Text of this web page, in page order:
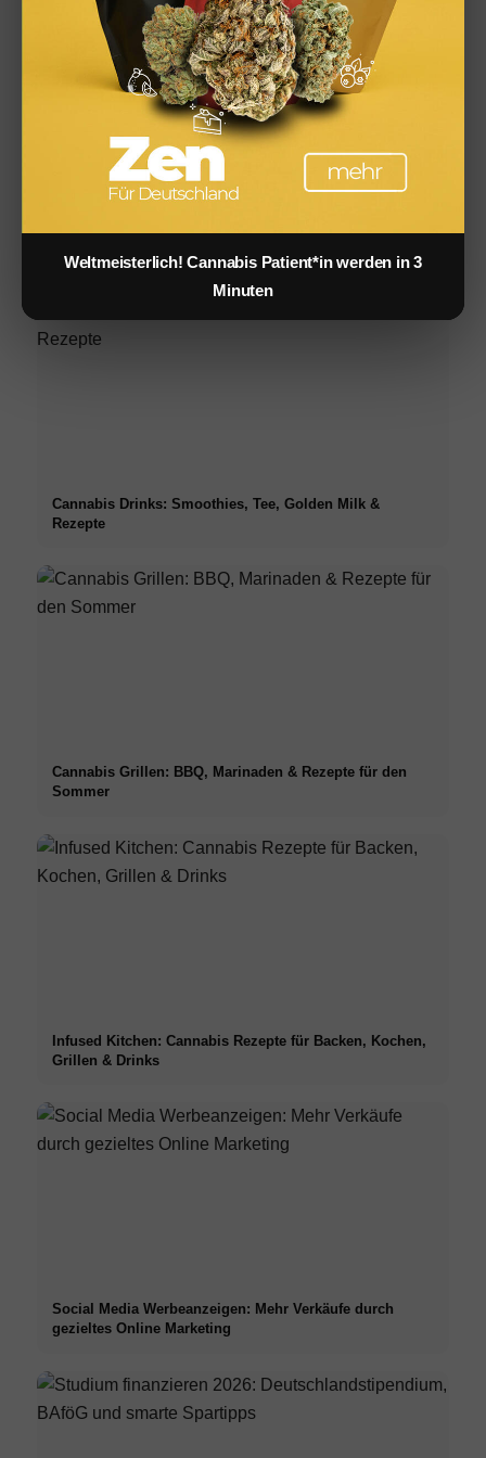
ÄHNLICHES
Infused Kitchen bei FIV: Das neue Cannabis-Kochportal
Cannabis Drinks: Smoothies, Tee, Golden Milk &
Rezepte
Cannabis Grillen: BBQ, Marinaden & Rezepte für den
Sommer
Infused Kitchen: Cannabis Rezepte für Backen, Kochen,
Grillen & Drinks
Social Media Werbeanzeigen: Mehr Verkäufe durch
gezieltes Online Marketing
Weltmeisterlich! Cannabis Patient*in werden in 3
Minuten